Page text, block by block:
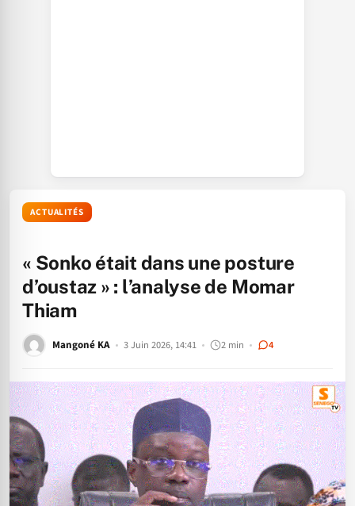
ACTUALITÉS
« Sonko était dans une posture
d’oustaz » : l’analyse de Momar
Thiam
Mangoné KA 3 Juin 2026, 14:41 2 min 4